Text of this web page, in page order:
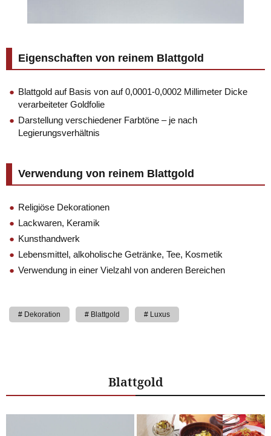
Eigenschaften von reinem Blattgold
Blattgold auf Basis von auf 0,0001-0,0002 Millimeter Dicke
verarbeiteter Goldfolie
Darstellung verschiedener Farbtöne – je nach
Legierungsverhältnis
Verwendung von reinem Blattgold
Religiöse Dekorationen
Lackwaren, Keramik
Kunsthandwerk
Lebensmittel, alkoholische Getränke, Tee, Kosmetik
Verwendung in einer Vielzahl von anderen Bereichen
Dekoration Blattgold Luxus
Blattgold